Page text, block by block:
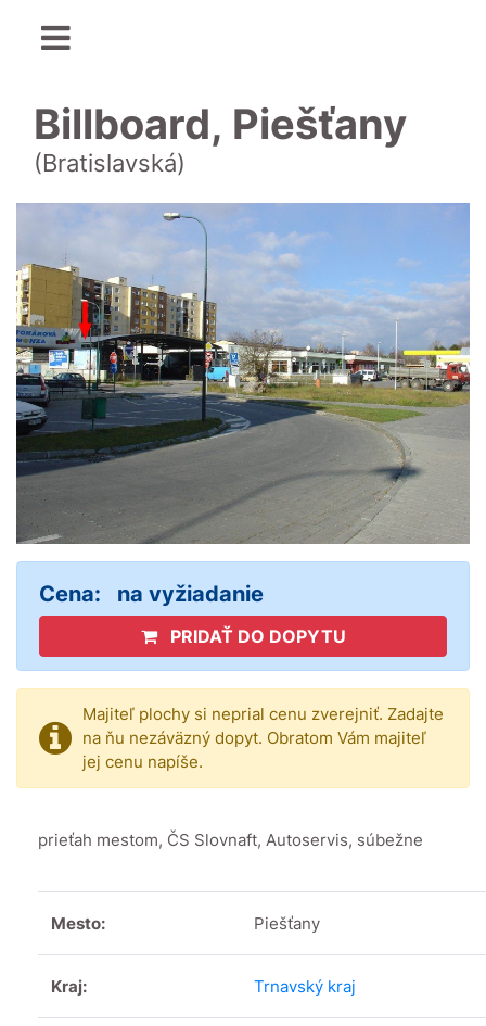
Billboard, Piešťany
(Bratislavská)
Cena: na vyžiadanie
PRIDAŤ DO DOPYTU
Majiteľ plochy si neprial cenu zverejniť. Zadajte
na ňu nezáväzný dopyt. Obratom Vám majiteľ
jej cenu napíše.
prieťah mestom, ČS Slovnaft, Autoservis, súbežne
Mesto: Piešťany
Kraj: Trnavský kraj